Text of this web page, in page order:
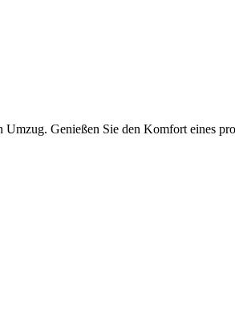
Genießen Sie den Komfort eines